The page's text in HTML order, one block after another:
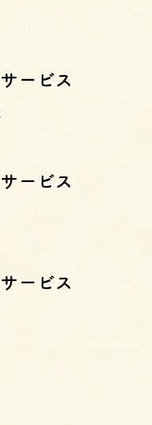
ービス
ービス
ービス